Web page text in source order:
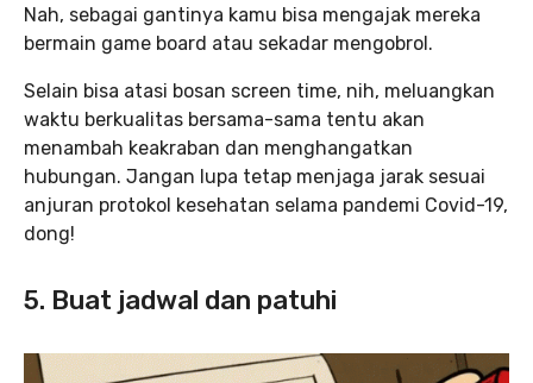
Nah, sebagai gantinya kamu bisa mengajak mereka
bermain game board atau sekadar mengobrol.
Selain bisa atasi bosan screen time, nih, meluangkan
waktu berkualitas bersama-sama tentu akan
menambah keakraban dan menghangatkan
hubungan. Jangan lupa tetap menjaga jarak sesuai
anjuran protokol kesehatan selama pandemi Covid-19,
dong!
5. Buat jadwal dan patuhi